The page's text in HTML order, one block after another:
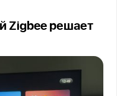
Zigbee решает